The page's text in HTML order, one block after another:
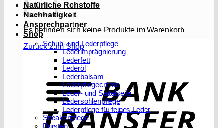
Es befinden sich keine Produkte im Warenkorb.
Zurück zum Shop
Natürliche Rohstoffe
Nachhaltigkeit
Ansprechpartner
Shop
Schuh- und Lederpflege
Lederimprägnierung
Lederfett
Lederöl
Lederbalsam
Lederpflegecreme
Leder- und Sattelseife
Ledersohlenpflege
Lederpflege für feines Leder
Sneakerpflege
Bürsten